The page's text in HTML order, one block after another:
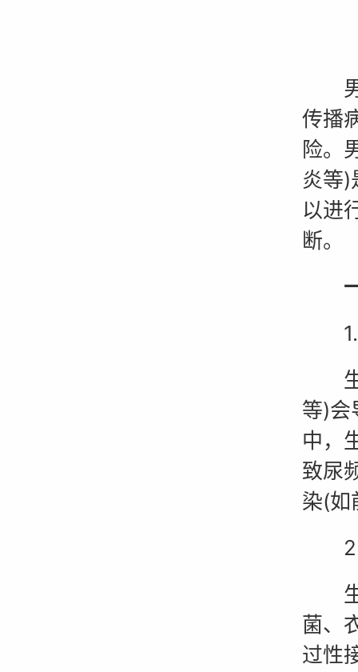
男
传播
险。
炎等)
以进
断。
一
1.
生
等)会
中，
致尿
染(如
2.
生
菌、
过性